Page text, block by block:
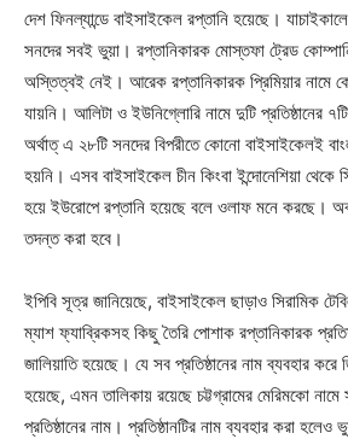
দেশ ফিনল্যান্ডে বাইসাইকেল রপ্তানি হয়েছে।
সনদের সবই ভুয়া। রপ্তানিকারক মোস্তফা ট্রেড
অস্তিত্বই নেই। আরেক রপ্তানিকারক প্রিমিয়ার নামে
যায়নি। আলিটা ও ইউনিগ্লোরি নামে দুটি প্রতিষ্ঠানের
অর্থাত্ এ ২৮টি সনদের বিপরীতে কোনো বাইসাইকেলই
হয়নি। এসব বাইসাইকেল চীন কিংবা ইন্দোনেশিয়া থেকে
হয়ে ইউরোপে রপ্তানি হয়েছে বলে ওলাফ মনে করছে।
তদন্ত করা হবে।
ইপিবি সূত্র জানিয়েছে, বাইসাইকেল ছাড়াও সিরামিক
ম্যাশ ফ্যাব্রিকসহ কিছু তৈরি পোশাক রপ্তানিকারক
জালিয়াতি হয়েছে। যে সব প্রতিষ্ঠানের নাম ব্যবহার
হয়েছে, এমন তালিকায় রয়েছে চট্টগ্রামের মেরিমকো
প্রতিষ্ঠানের নাম। প্রতিষ্ঠানটির নাম ব্যবহার করা হলেও